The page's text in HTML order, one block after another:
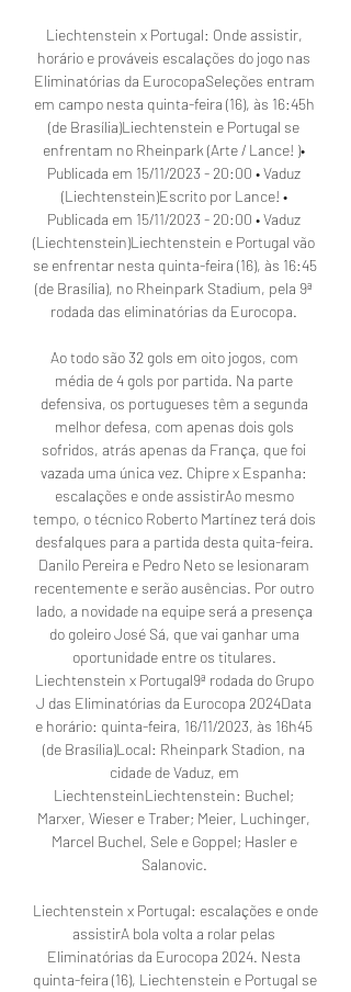
Liechtenstein x Portugal: Onde assistir,
horário e prováveis escalações do jogo nas
Eliminatórias da EurocopaSeleções entram
em campo nesta quinta-feira (16), às 16:45h
(de Brasília)Liechtenstein e Portugal se
enfrentam no Rheinpark (Arte / Lance! )•
Publicada em 15/11/2023 - 20:00 • Vaduz
(Liechtenstein)Escrito por Lance! •
Publicada em 15/11/2023 - 20:00 • Vaduz
(Liechtenstein)Liechtenstein e Portugal vão
se enfrentar nesta quinta-feira (16), às 16:45
(de Brasília), no Rheinpark Stadium, pela 9ª
rodada das eliminatórias da Eurocopa.
Ao todo são 32 gols em oito jogos, com
média de 4 gols por partida. Na parte
defensiva, os portugueses têm a segunda
melhor defesa, com apenas dois gols
sofridos, atrás apenas da França, que foi
vazada uma única vez. Chipre x Espanha:
escalações e onde assistirAo mesmo
tempo, o técnico Roberto Martínez terá dois
desfalques para a partida desta quita-feira.
Danilo Pereira e Pedro Neto se lesionaram
recentemente e serão ausências. Por outro
lado, a novidade na equipe será a presença
do goleiro José Sá, que vai ganhar uma
oportunidade entre os titulares.
Liechtenstein x Portugal9ª rodada do Grupo
J das Eliminatórias da Eurocopa 2024Data
e horário: quinta-feira, 16/11/2023, às 16h45
(de Brasília)Local: Rheinpark Stadion, na
cidade de Vaduz, em
LiechtensteinLiechtenstein: Buchel;
Marxer, Wieser e Traber; Meier, Luchinger,
Marcel Buchel, Sele e Goppel; Hasler e
Salanovic.
Liechtenstein x Portugal: escalações e onde
assistirA bola volta a rolar pelas
Eliminatórias da Eurocopa 2024. Nesta
quinta-feira (16), Liechtenstein e Portugal se